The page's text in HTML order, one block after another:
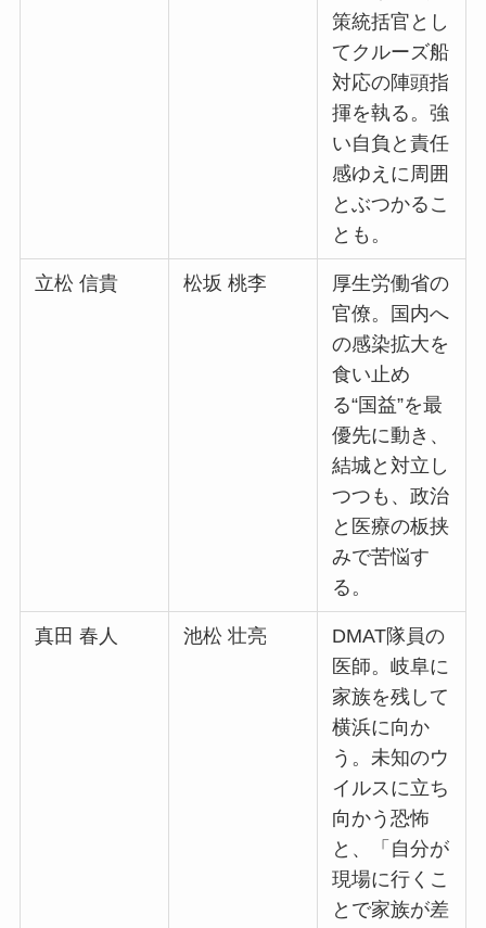
策統括官とし
てクルーズ船
対応の陣頭指
揮を執る。強
い自負と責任
感ゆえに周囲
とぶつかるこ
とも。
立松 信貴 松坂 桃李
厚生労働省の
官僚。国内へ
の感染拡大を
食い止め
る“国益”を最
優先に動き、
結城と対立し
つつも、政治
と医療の板挟
みで苦悩す
る。
真田 春人 池松 壮亮
DMAT隊員の
医師。岐阜に
家族を残して
横浜に向か
う。未知のウ
イルスに立ち
向かう恐怖
と、「自分が
現場に行くこ
とで家族が差